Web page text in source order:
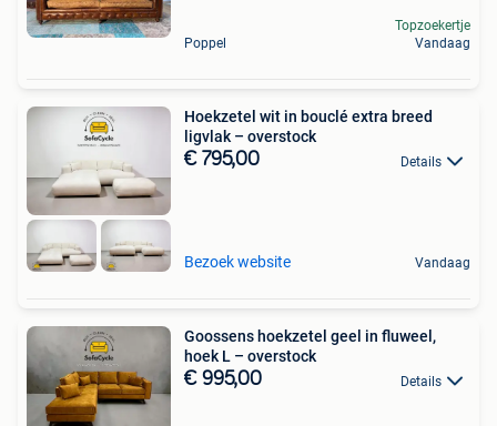
Poppel
Topzoekertje
Vandaag
Hoekzetel wit in bouclé extra breed
ligvlak – overstock
€ 795,00 Details
Bezoek website Vandaag
Goossens hoekzetel geel in fluweel,
hoek L – overstock
€ 995,00 Details